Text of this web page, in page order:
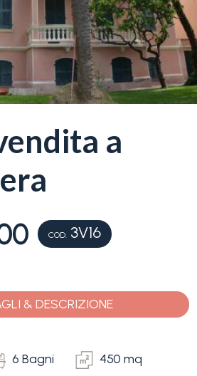
a
COD. 3V16
& DESCRIZIONE
6 Bagni 450 mq